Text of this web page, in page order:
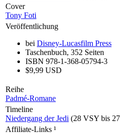
Cover
Tony Foti
Veröffentlichung
bei Disney-Lucasfilm Press
Taschenbuch, 352 Seiten
ISBN 978-1-368-05794-3
$9,99 USD
Reihe
Padmé-Romane
Timeline
Niedergang der Jedi (28 VSY bis
Affiliate-Links ¹